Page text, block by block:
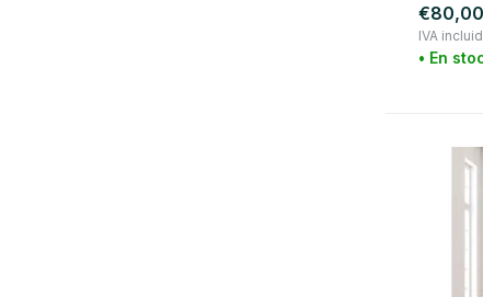
€80,00
IVA
• En